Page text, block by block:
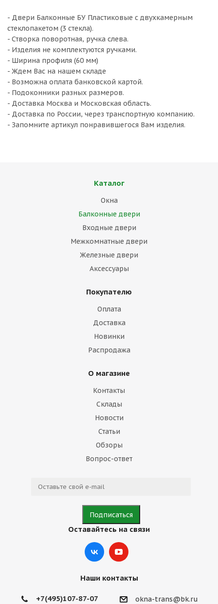
- Двери Балконные БУ Пластиковые с двухкамерным
стеклопакетом (3 стекла).
- Створка поворотная, ручка слева.
- Изделия не комплектуются ручками.
- Ширина профиля (60 мм)
- Ждем Вас на нашем складе
- Возможна оплата банковской картой.
- Подоконники разных размеров.
- Доставка Москва и Московская область.
- Доставка по России, через транспортную компанию.
- Запомните артикул понравившегося Вам изделия.
Каталог
Окна
Балконные двери
Входные двери
Межкомнатные двери
Железные двери
Аксессуары
Покупателю
Оплата
Доставка
Новинки
Распродажа
О магазине
Контакты
Склады
Новости
Статьи
Обзоры
Вопрос-ответ
Оставайтесь на связи
Наши контакты
+7(495)107-87-07 okna-trans@bk.ru